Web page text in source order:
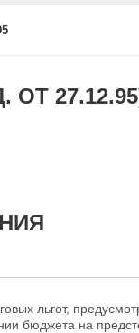
ОТ
льгот,
бюджета на